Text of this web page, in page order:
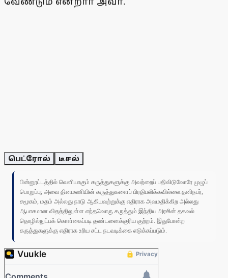
பெட்ரோல் டீசல்
பின்னூட்டத்தில் வெளியாகும் கருத்துகளுக்கு அவற்றைப் பதிவிடுவோரே முழுப்
பொறுப்பு; அவை தினமணியின் கருத்துகளைப் பிரதிபலிக்கவில்லை.தனிநபர்,
சமூகம், மதம் அல்லது நாடு ஆகியவற்றுக்கு எதிராக அவமதிக்கிற அல்லது
ஆபாசமான விதத்திலுள்ள எந்தவொரு கருத்தும் இந்திய அரசின் தகவல்
தொழில்நுட்பக் கொள்கைப்படி தண்டனைக்குரிய குற்றம். இதுபோன்ற
கருத்துகளுக்கு எதிராக உரிய சட்ட நடவடிக்கை எடுக்கப்படும்.